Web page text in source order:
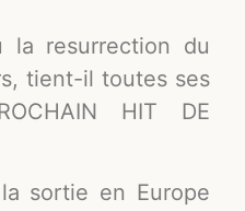
la resurrection du
tient-il toutes ses
HIT DE
sortie en Europe